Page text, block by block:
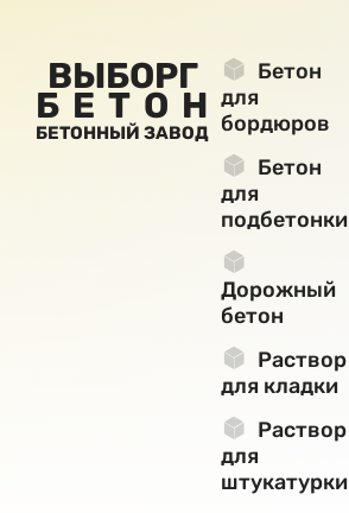
ВЫБОРГ
БЕТОН
БЕТОННЫЙ ЗАВОД
Бетон
для
бордюров
Бетон
для
подбетонки
Дорожный
бетон
Раствор
для кладки
Раствор
для
штукатурки